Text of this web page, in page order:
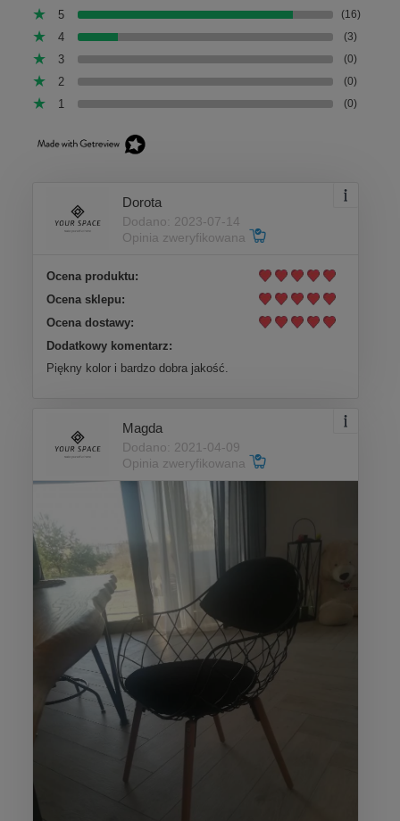
5 (16)
4 (3)
3 (0)
2 (0)
1 (0)
Dorota
Dodano: 2023-07-14
Opinia zweryfikowana
Ocena produktu:
Ocena sklepu:
Ocena dostawy:
Dodatkowy komentarz:
Piękny kolor i bardzo dobra jakość.
Magda
Dodano: 2021-04-09
Opinia zweryfikowana